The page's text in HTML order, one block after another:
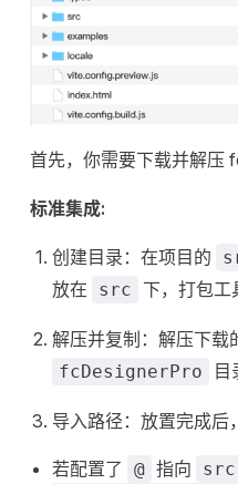
首先，你需要下载并解压
标准集成:
创建目录：在项目的
放在
src 下，打包工
解压并复制：解压下载
fcDesignerPro 目
导入路径：放置完成后
若配置了 @ 指向 src